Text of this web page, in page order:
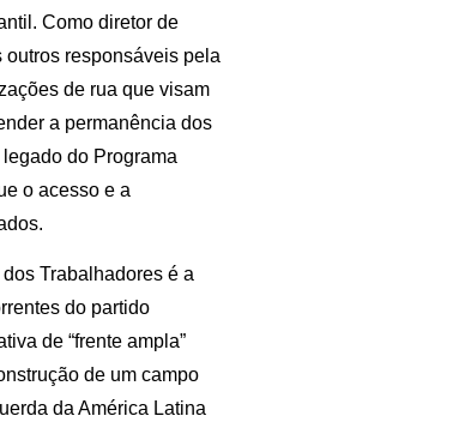
Como diretor de
responsáveis pela
de rua que visam
a permanência dos
do Programa
o acesso e a
Trabalhadores é a
do partido
de “frente ampla”
de um campo
da América Latina